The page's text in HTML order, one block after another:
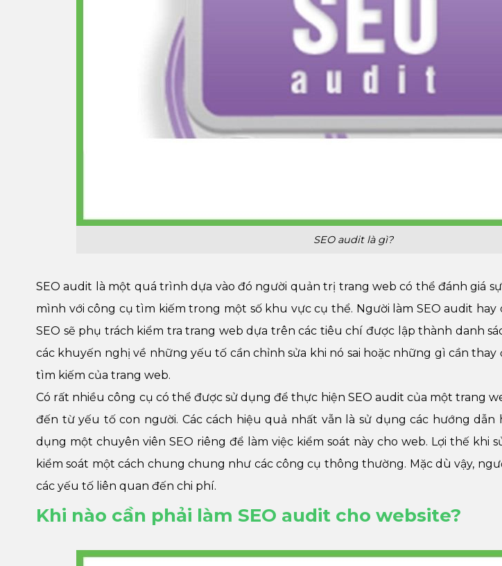
SEO audit là gì?
SEO audit là một quá trình dựa vào đó người quản trị trang web có thể đánh giá
mình với công cụ tìm kiếm trong một số khu vực cụ thể. Người làm SEO audit hay
SEO sẽ phụ trách kiểm tra trang web dựa trên các tiêu chí được lập thành danh
các khuyến nghị về những yếu tố cần chỉnh sửa khi nó sai hoặc những gì cần thay
tìm kiếm của trang web.
Có rất nhiều công cụ có thể được sử dụng để thực hiện SEO audit của một trang
đến từ yếu tố con người. Các cách hiệu quả nhất vẫn là sử dụng các hướng dẫn
dụng một chuyên viên SEO riêng để làm việc kiểm soát này cho web. Lợi thế khi
kiểm soát một cách chung chung như các công cụ thông thường. Mặc dù vậy,
các yếu tố liên quan đến chi phí.
Khi nào cần phải làm SEO audit cho website?